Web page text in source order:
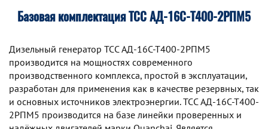
Базовая комплектация ТСС АД-16С-Т400-2РПМ5
Дизельный генератор TCC АД-16С-Т400-2РПМ5
производится на мощностях современного
производственного комплекса, простой в эксплуатации,
разработан для применения как в качестве резервных, так
и основных источников электроэнергии. TCC АД-16С-Т400-
2РПМ5 производится на базе линейки проверенных и